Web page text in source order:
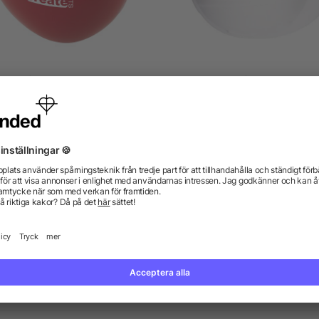
Hjärtformad stressboll
från 5,02 kr
Antistressfigur,
Vi har svaren.
se ut? Hjälper allbranded mig att skapa dem?